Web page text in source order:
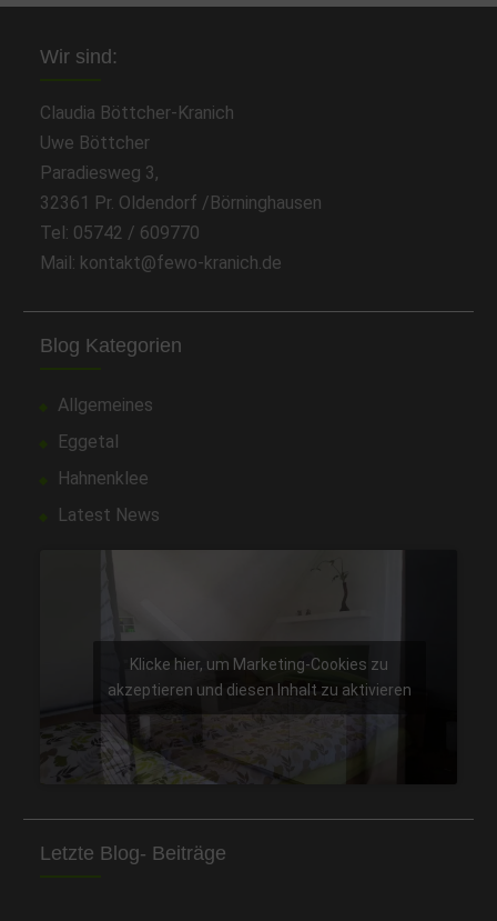
Wir sind:
Claudia Böttcher-Kranich
Uwe Böttcher
Paradiesweg 3,
32361 Pr. Oldendorf /Börninghausen
Tel: 05742 / 609770
Mail: kontakt@fewo-kranich.de
Blog Kategorien
Allgemeines
Eggetal
Hahnenklee
Latest News
Klicke hier, um Marketing-Cookies zu
akzeptieren und diesen Inhalt zu aktivieren
Letzte Blog- Beiträge